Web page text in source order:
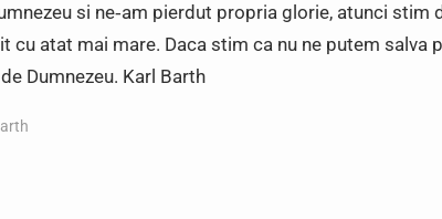
si ne‑am pierdut propria glorie, atunci stim
cu atat mai mare. Daca stim ca nu ne putem salva
Dumnezeu. Karl Barth